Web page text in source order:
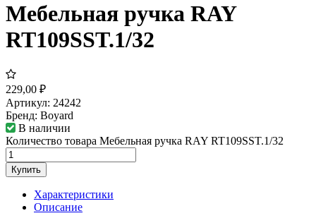
Мебельная ручка RAY
RT109SST.1/32
229,00 ₽
Артикул: 24242
Бренд: Boyard
В наличии
Количество товара Мебельная ручка RAY RT109SST.1/32
Купить
Характеристики
Описание